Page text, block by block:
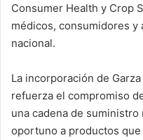
Consumer Health y Crop
médicos, consumidores
nacional.
La incorporación de
refuerza el compromiso
una cadena de
oportuno a productos